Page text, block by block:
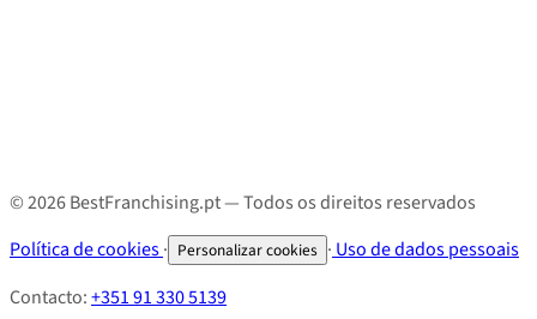
© 2026 BestFranchising.pt — Todos os direitos reservados
Política de cookies· Personalizar cookies · Uso de dados pessoais
Contacto:+351 91 330 5139